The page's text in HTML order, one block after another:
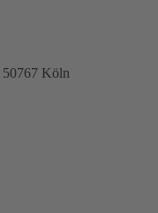
50767 Köln